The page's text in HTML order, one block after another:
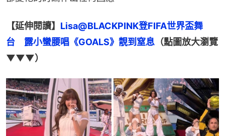
【延伸閱讀】 Lisa@BLACKPINK登FIFA世界盃舞
台　露小蠻腰唱《GOALS》靚到窒息 （點圖放大瀏覽
▼▼▼）